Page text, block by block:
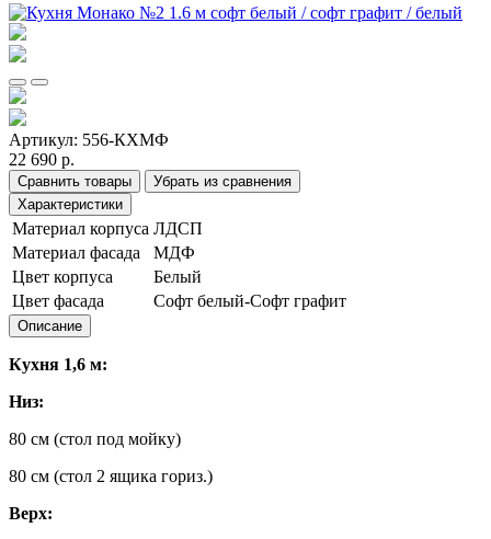
Артикул: 556-КХМФ
22 690 р.
Сравнить товары
Убрать из сравнения
Характеристики
Материал корпуса ЛДСП
Материал фасада
МДФ
Цвет корпуса
Белый
Цвет фасада
Софт белый-Софт графит
Описание
Кухня 1,6 м:
Низ:
80 см (стол под мойку)
80 см (стол 2 ящика гориз.)
Верх: